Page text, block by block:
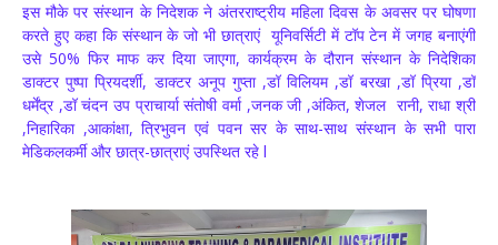
इस मौके पर संस्थान के निदेशक ने अंतरराष्ट्रीय महिला दिवस के अवसर पर घोषणा
करते हुए कहा कि संस्थान के जो भी छात्राएं यूनिवर्सिटी में टॉप टेन में जगह बनाएंगी
उसे 50% फिर माफ कर दिया जाएगा, कार्यक्रम के दौरान संस्थान के निदेशिका
डाक्टर पुष्पा प्रियदर्शी, डाक्टर अनूप गुप्ता ,डॉ विलियम ,डॉ बरखा ,डॉ प्रिया ,डॉ
धर्मेंद्र ,डॉ चंदन उप प्राचार्या संतोषी वर्मा ,जनक जी ,अंकित, शेजल रानी, राधा श्री
,निहारिका ,आकांक्षा, त्रिभुवन एवं पवन सर के साथ-साथ संस्थान के सभी पारा
मेडिकलकर्मी और छात्र-छात्राएं उपस्थित रहे l